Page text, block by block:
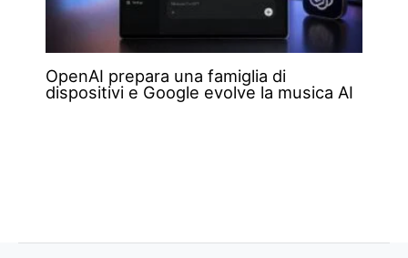
OpenAI prepara una famiglia di
dispositivi e Google evolve la musica AI